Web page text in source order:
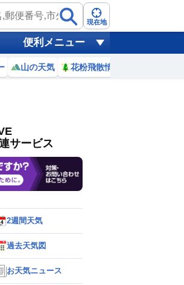
現在地
便利メニュー
山の天気 花粉飛散情報
サービス
2週間天気
過去天気図
お天気ニュース